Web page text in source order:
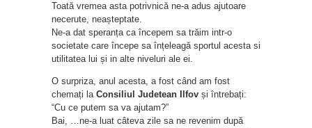
Toată vremea asta potrivnică ne-a adus ajutoare
necerute, neașteptate.
Ne-a dat speranța ca începem sa trăim intr-o
societate care începe sa înțeleagă sportul acesta si
utilitatea lui și in alte niveluri ale ei.
O surpriza, anul acesta, a fost când am fost
chemați la Consiliul Judetean Ilfov și întrebați:
“Cu ce putem sa va ajutam?”
Bai, …ne-a luat câteva zile sa ne revenim după